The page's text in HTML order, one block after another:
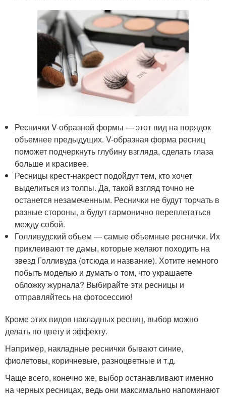
Реснички V-образной формы — этот вид на порядок
объемнее предыдущих. V-образная форма ресниц
поможет подчеркнуть глубину взгляда, сделать глаза
больше и красивее.
Ресницы крест-накрест подойдут тем, кто хочет
выделиться из толпы. Да, такой взгляд точно не
останется незамеченным. Реснички не будут торчать в
разные стороны, а будут гармонично переплетаться
между собой.
Голливудский объем — самые объемные реснички. Их
приклеивают те дамы, которые желают походить на
звезд Голливуда (отсюда и название). Хотите немного
побыть моделью и думать о том, что украшаете
обложку журнала? Выбирайте эти ресницы и
отправляйтесь на фотосессию!
Кроме этих видов накладных ресниц, выбор можно
делать по цвету и эффекту.
Например, накладные реснички бывают синие,
фиолетовы, коричневые, разноцветные и т.д.
Чаще всего, конечно же, выбор останавливают именно
на черных ресницах, ведь они максимально напоминают